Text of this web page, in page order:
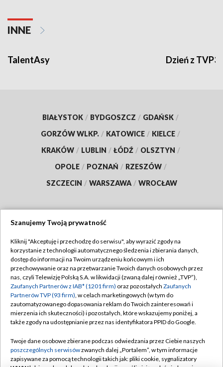
INNE
TalentAsy Dzień z TVP3
BIAŁYSTOK / BYDGOSZCZ / GDAŃSK /
GORZÓW WLKP. / KATOWICE / KIELCE /
KRAKÓW / LUBLIN / ŁÓDŹ / OLSZTYN /
OPOLE / POZNAŃ / RZESZÓW /
SZCZECIN / WARSZAWA / WROCŁAW
TVP
Abonament TVP
Emisja w TVP
Centrum informacji TVP
Naziemna Telewizja Cyfrowa
Rada Programowa
System NOS
Regulamin TVP
Polityka prywatności
Moje zgody
Pomoc
Kontakt
Szanujemy Twoją prywatność
Kliknij "Akceptuję i przechodzę do serwisu", aby wyrazić zgody na
korzystanie z technologii automatycznego śledzenia i zbierania danych,
dostęp do informacji na Twoim urządzeniu końcowym i ich
przechowywanie oraz na przetwarzanie Twoich danych osobowych przez
nas, czyli Telewizję Polską S.A. w likwidacji (zwaną dalej również „TVP”),
Zaufanych Partnerów z IAB* (1201 firm) oraz pozostałych Zaufanych
Partnerów TVP (93 firm), w celach marketingowych (w tym do
zautomatyzowanego dopasowania reklam do Twoich zainteresowań i
mierzenia ich skuteczności) i pozostałych, które wskazujemy poniżej, a
także zgody na udostępnianie przez nas identyfikatora PPID do Google.
Twoje dane osobowe zbierane podczas odwiedzania przez Ciebie naszych
poszczególnych serwisówzwanych dalej „Portalem”, w tym informacje
zapisywane za pomocą technologii takich jak: pliki cookie, sygnalizatory